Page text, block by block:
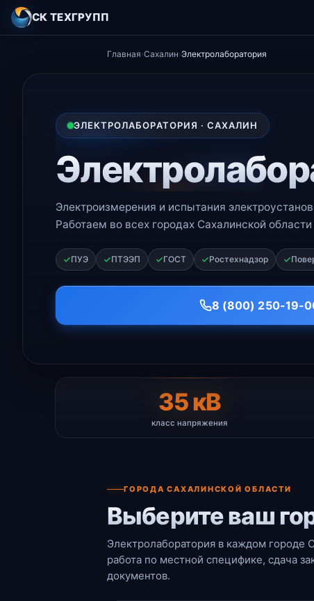
СК ТЕХГРУПП
Главная›Сахалин›Электролаборатория
ЭЛЕКТРОЛАБОРАТОРИЯ · САХАЛИН
Электроизмерения и испытания
Работаем во всех городах Сахалинской
ПУЭ ПТЭЭП ГОСТ Ростехнадзор
8 (800) 250-19-
35 кВ
класс напряжения
ГОРОДА САХАЛИНСКОЙ ОБЛАСТИ
Выберите ваш
Электролаборатория в каждом городе
работа по местной специфике, сдача
документов.